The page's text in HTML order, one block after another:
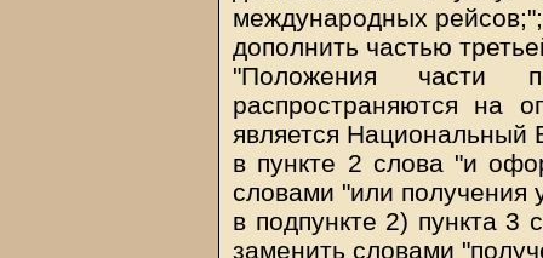
международных рейсов;";
дополнить частью
"Положения части
распространяются на
является Национальный
в пункте 2 слова "и
словами "или получения
в подпункте 2) пункта 3
заменить словами